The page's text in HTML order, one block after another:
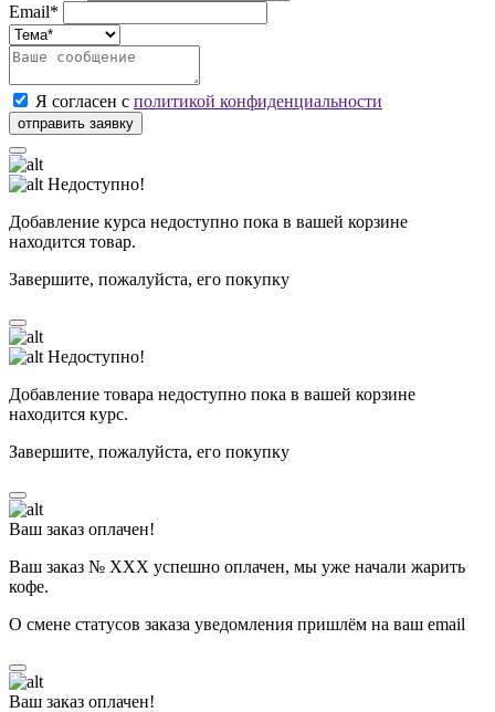
Email*
Я согласен с политикой конфиденциальности
Недоступно!
Добавление курса недоступно пока в вашей корзине
находится товар.
Завершите, пожалуйста, его покупку
Недоступно!
Добавление товара недоступно пока в вашей корзине
находится курс.
Завершите, пожалуйста, его покупку
Ваш заказ оплачен!
Ваш заказ № ХХХ успешно оплачен, мы уже начали жарить
кофе.
О смене статусов заказа уведомления пришлём на ваш email
Ваш заказ оплачен!